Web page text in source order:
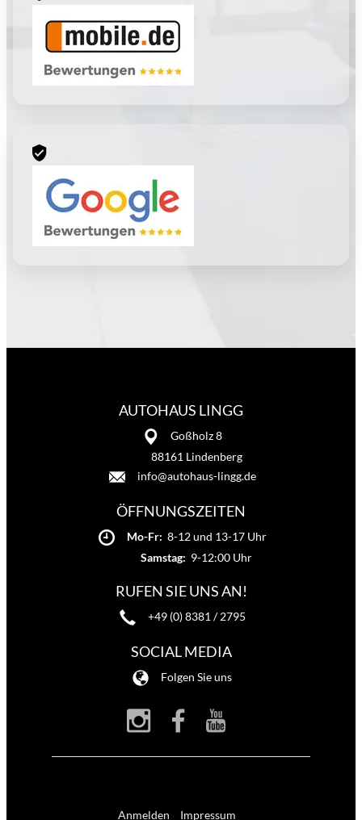
AUTOHAUS LINGG
Goßholz 8
88161 Lindenberg
info@autohaus-lingg.de
ÖFFNUNGSZEITEN
Mo-Fr: 8-12 und 13-17 Uhr
Samstag: 9-12:00 Uhr
RUFEN SIE UNS AN!
+49 (0) 8381 / 2795
SOCIAL MEDIA
Folgen Sie uns
Anmelden Impressum